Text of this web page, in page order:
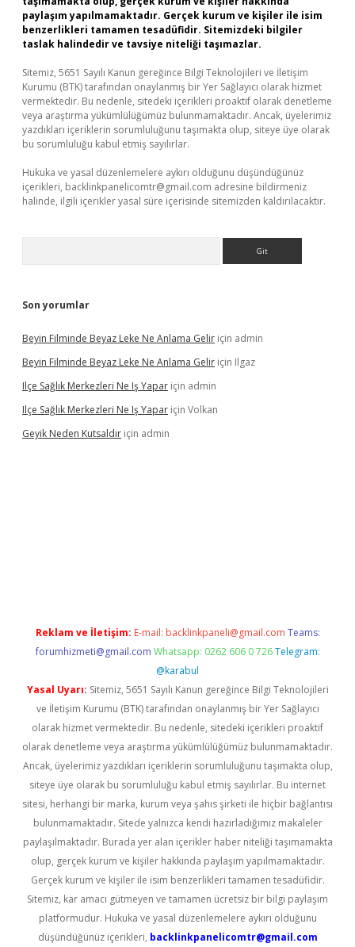
paylaşım yapılmamaktadır. Gerçek kurum ve kişiler ile isim
benzerlikleri tamamen tesadüfidir. Sitemizdeki bilgiler
taslak halindedir ve tavsiye niteliği taşımazlar.
Sitemiz, 5651 Sayılı Kanun gereğince Bilgi Teknolojileri ve İletişim
Kurumu (BTK) tarafından onaylanmış bir Yer Sağlayıcı olarak hizmet
vermektedir. Bu nedenle, sitedeki içerikleri proaktif olarak denetleme
veya araştırma yükümlülüğümüz bulunmamaktadır. Ancak, üyelerimiz
yazdıkları içeriklerin sorumluluğunu taşımakta olup, siteye üye olarak
bu sorumluluğu kabul etmiş sayılırlar.
Hukuka ve yasal düzenlemelere aykırı olduğunu düşündüğünüz
içerikleri, backlinkpanelicomtr@gmail.com adresine bildirmeniz
halinde, ilgili içerikler yasal süre içerisinde sitemizden kaldırılacaktır.
Son yorumlar
Beyin Filminde Beyaz Leke Ne Anlama Gelir için admin
Beyin Filminde Beyaz Leke Ne Anlama Gelir için Ilgaz
Ilçe Sağlık Merkezleri Ne Iş Yapar için admin
Ilçe Sağlık Merkezleri Ne Iş Yapar için Volkan
Geyik Neden Kutsaldır için admin
Reklam ve İletişim: E-mail: backlinkpaneli@gmail.com Teams:
forumhizmeti@gmail.com Whatsapp: 0262 606 0 726 Telegram:
@karabul
Yasal Uyarı: Sitemiz, 5651 Sayılı Kanun gereğince Bilgi Teknolojileri
ve İletişim Kurumu (BTK) tarafından onaylanmış bir Yer Sağlayıcı
olarak hizmet vermektedir. Bu nedenle, sitedeki içerikleri proaktif
olarak denetleme veya araştırma yükümlülüğümüz bulunmamaktadır.
Ancak, üyelerimiz yazdıkları içeriklerin sorumluluğunu taşımakta olup,
siteye üye olarak bu sorumluluğu kabul etmiş sayılırlar. Bu internet
sitesi, herhangi bir marka, kurum veya şahıs şirketi ile hiçbir bağlantısı
bulunmamaktadır. Sitede yalnızca kendi hazırladığımız makaleler
paylaşılmaktadır. Burada yer alan içerikler haber niteliği taşımamakta
olup, gerçek kurum ve kişiler hakkında paylaşım yapılmamaktadır.
Gerçek kurum ve kişiler ile isim benzerlikleri tamamen tesadüfidir.
Sitemiz, kar amacı gütmeyen ve tamamen ücretsiz bir bilgi paylaşım
platformudur. Hukuka ve yasal düzenlemelere aykırı olduğunu
düşündüğünüz içerikleri, backlinkpanelicomtr@gmail.com